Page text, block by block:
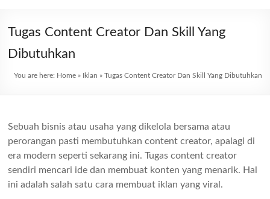
Tugas Content Creator Dan Skill Yang
Dibutuhkan
You are here: Home» Iklan » Tugas Content Creator Dan Skill Yang Dibutuhkan
Sebuah bisnis atau usaha yang dikelola bersama atau
perorangan pasti membutuhkan content creator, apalagi di
era modern seperti sekarang ini. Tugas content creator
sendiri mencari ide dan membuat konten yang menarik. Hal
ini adalah salah satu cara membuat iklan yang viral.